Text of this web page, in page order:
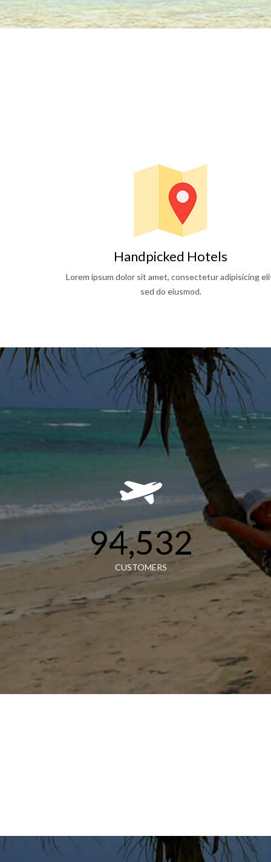
Handpicked Hotels
Lorem ipsum dolor sit amet, consectetur adipisicing
sed do eiusmod.
94,532
CUSTOMERS